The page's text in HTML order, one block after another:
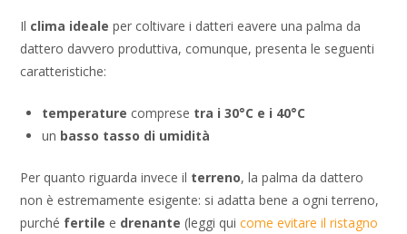
Il clima ideale per coltivare i datteri eavere una palma da
dattero davvero produttiva, comunque, presenta le seguenti
caratteristiche:
temperature comprese tra i 30°C e i 40°C
un basso tasso di umidità
Per quanto riguarda invece il terreno, la palma da dattero
non è estremamente esigente: si adatta bene a ogni terreno,
purché fertile e drenante(leggi quicome evitare il ristagno